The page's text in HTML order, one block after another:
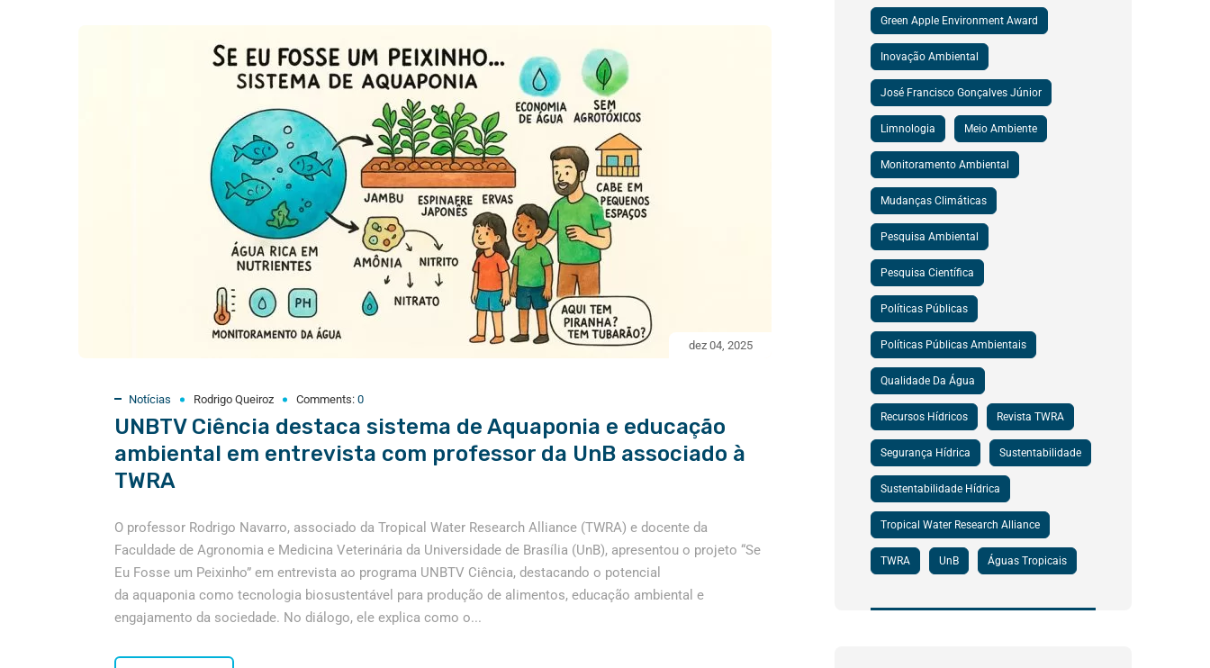
dez 04, 2025
Notícias Rodrigo Queiroz Comments: 0
UNBTV Ciência destaca sistema de Aquaponia e educação
ambiental em entrevista com professor da UnB associado à
TWRA
O professor Rodrigo Navarro, associado da Tropical Water Research Alliance (TWRA) e docente da
Faculdade de Agronomia e Medicina Veterinária da Universidade de Brasília (UnB), apresentou o projeto “Se
Eu Fosse um Peixinho” em entrevista ao programa UNBTV Ciência, destacando o potencial
da aquaponia como tecnologia biosustentável para produção de alimentos, educação ambiental e
engajamento da sociedade. No diálogo, ele explica como o...
Green Apple Environment Award
Inovação Ambiental
José Francisco Gonçalves Júnior
Limnologia Meio Ambiente
Monitoramento Ambiental
Mudanças Climáticas
Pesquisa Ambiental
Pesquisa Científica
Políticas Públicas
Políticas Públicas Ambientais
Qualidade Da Água
Recursos Hídricos Revista TWRA
Segurança Hídrica Sustentabilidade
Sustentabilidade Hídrica
Tropical Water Research Alliance
TWRA UnB Águas Tropicais